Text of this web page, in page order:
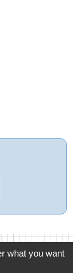
what you want